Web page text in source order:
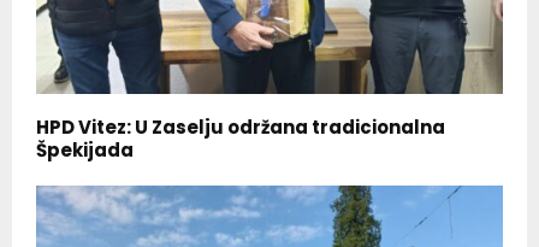
HPD Vitez: U Zaselju održana tradicionalna
Špekijada